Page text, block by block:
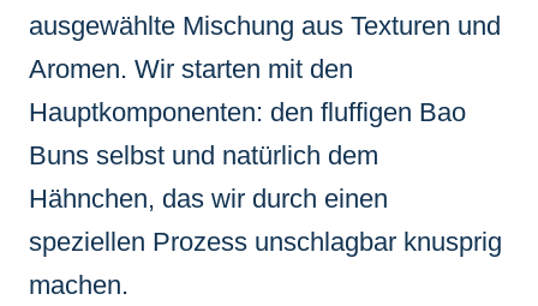
ausgewählte Mischung aus Texturen und
Aromen. Wir starten mit den
Hauptkomponenten: den fluffigen Bao
Buns selbst und natürlich dem
Hähnchen, das wir durch einen
speziellen Prozess unschlagbar knusprig
machen.